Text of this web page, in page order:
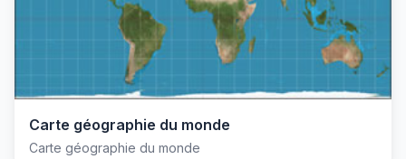
Carte géographie du monde
Carte géographie du monde